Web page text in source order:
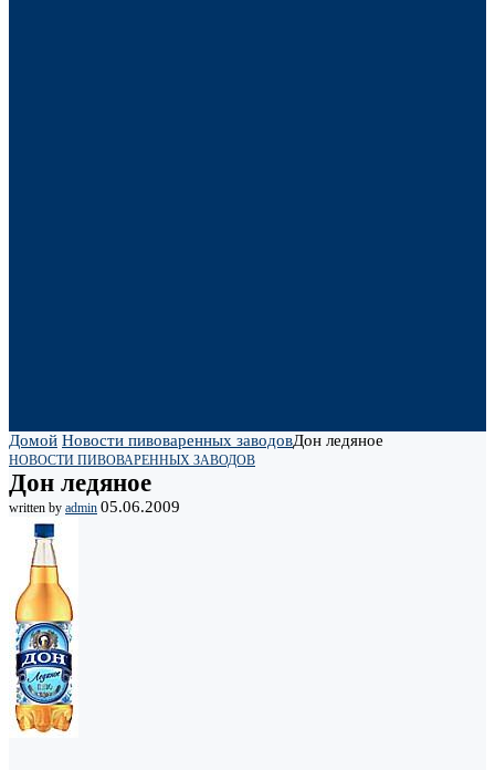
Домой Новости пивоваренных заводовДон ледяное
НОВОСТИ ПИВОВАРЕННЫХ ЗАВОДОВ
Дон ледяное
written by admin 05.06.2009